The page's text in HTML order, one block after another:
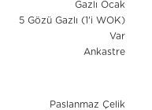
Gazlı Ocak
5 Gözü Gazlı (1'i WOK)
Var
Ankastre
Paslanmaz Çelik